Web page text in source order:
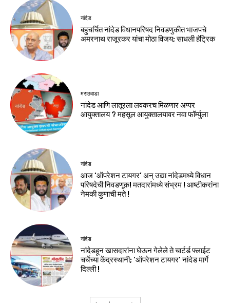
नांदेड
बहुचर्चित नांदेड विधानपरिषद निवडणुकीत भाजपचे
अमरनाथ राजूरकर यांचा मोठा विजय; साधली हॅट्रिक
मराठवाडा
नांदेड आणि लातूरला लवकरच मिळणार अप्पर
आयुक्तालय ? महसूल आयुक्तालयावर नवा फॉर्म्युला
नांदेड
आज ‘ऑपरेशन टायगर’ अन् उद्या नांदेडमध्ये विधान
परिषदेची निवडणूक! मतदारांमध्ये संभ्रम ! आष्टीकरांना
नेमकी कुणाची मते !
नांदेड
नांदेडहून खासदारांना घेऊन गेलेले ते चार्टर्ड फ्लाईट
चर्चेच्या केंद्रस्थानी; ‘ऑपरेशन टायगर’ नांदेड मार्गे
दिल्ली !